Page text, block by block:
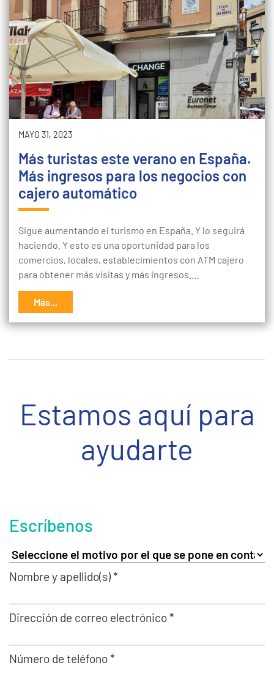
MAYO 31, 2023
Más turistas este verano en España.
Más ingresos para los negocios con
cajero automático
Sigue aumentando el turismo en España. Y lo seguirá
haciendo. Y esto es una oportunidad para los
comercios, locales, establecimientos con ATM cajero
para obtener más visitas y más ingresos.…
Más...
Estamos aquí para
ayudarte
Escríbenos
Nombre y apellido(s) *
Dirección de correo electrónico *
Número de teléfono *